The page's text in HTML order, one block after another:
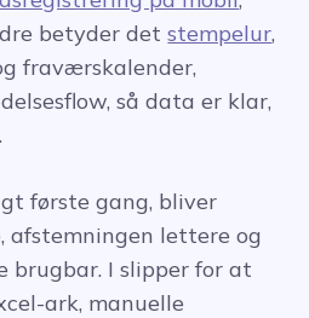
betyder detstempelur,
fraværskalender,
så data er klar,
første gang, bliver
afstemningen lettere og
brugbar. I slipper for at
ark, manuelle